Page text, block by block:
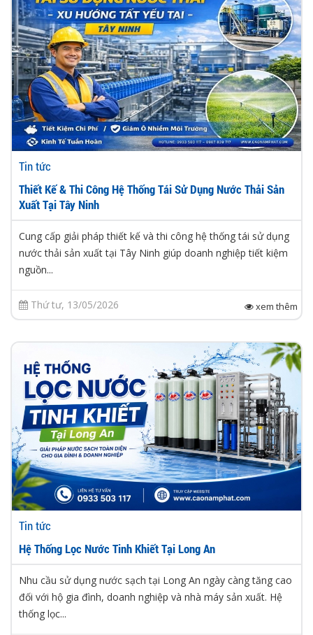
Tin tức
Thiết Kế & Thi Công Hệ Thống Tái Sử Dụng Nước Thải Sản
Xuất Tại Tây Ninh
Cung cấp giải pháp thiết kế và thi công hệ thống tái sử dụng
nước thải sản xuất tại Tây Ninh giúp doanh nghiệp tiết kiệm
nguồn...
Thứ tư, 13/05/2026 xem thêm
Tin tức
Hệ Thống Lọc Nước Tinh Khiết Tại Long An
Nhu cầu sử dụng nước sạch tại Long An ngày càng tăng cao
đối với hộ gia đình, doanh nghiệp và nhà máy sản xuất. Hệ
thống lọc...